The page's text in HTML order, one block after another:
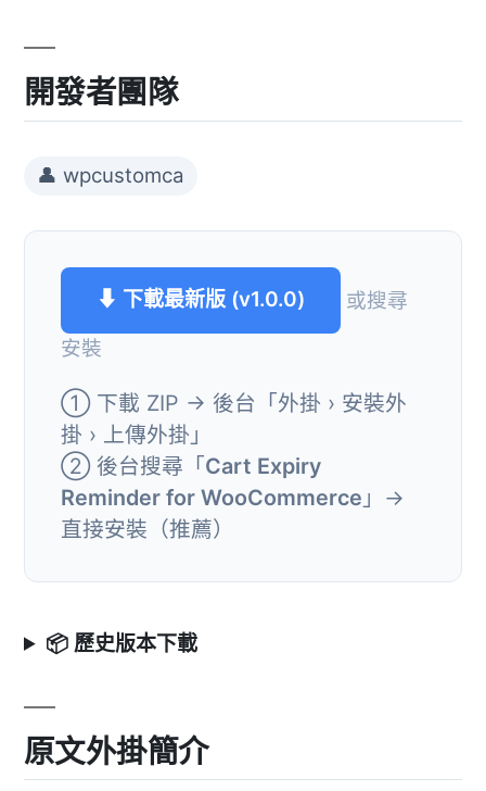
開發者團隊
👤 wpcustomca
⬇ 下載最新版 (v1.0.0)
或搜尋
安裝
① 下載 ZIP → 後台「外掛 › 安裝外
掛 › 上傳外掛」
② 後台搜尋「Cart Expiry
Reminder for WooCommerce 」→
直接安裝（推薦）
📦 歷史版本下載
原文外掛簡介